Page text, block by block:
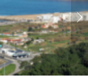
Suivant
1 2 3 4